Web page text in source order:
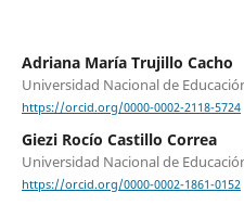
Adriana María Trujillo Cacho
Universidad Nacional de
https://orcid.org/0000-0002-2118-5724
Giezi Rocío Castillo Correa
Universidad Nacional de
https://orcid.org/0000-0002-1861-0152